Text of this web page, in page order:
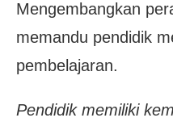
Mengembangkan
memandu pendidik
pembelajaran.
Pendidik memiliki